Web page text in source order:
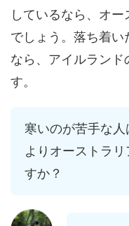
しているなら、オ
でしょう。落ち着い
なら、アイルラン
す。
寒いのが苦手な
よりオーストラ
すか？